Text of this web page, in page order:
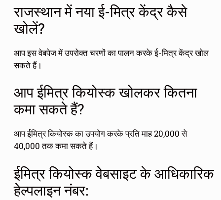
राजस्थान में नया ई-मित्र केंद्र कैसे
खोलें?
आप इस वेबपेज में उपरोक्त चरणों का पालन करके ई-मित्र केंद्र खोल
सकते हैं।
आप ईमित्र कियोस्क खोलकर कितना
कमा सकते हैं?
आप ईमित्र कियोस्क का उपयोग करके प्रति माह 20,000 से
40,000 तक कमा सकते हैं।
ईमित्र कियोस्क वेबसाइट के आधिकारिक
हेल्पलाइन नंबर: